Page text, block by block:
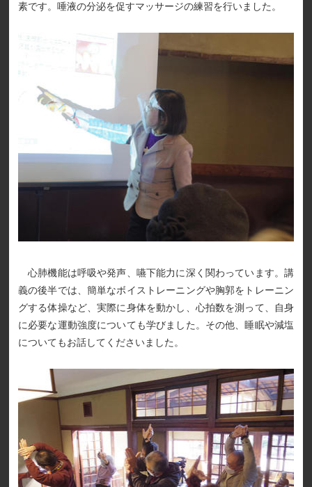
素です。唾液の分泌を促すマッサージの練習を行いました。
心肺機能は呼吸や発声、嚥下能力に深く関わっています。講
義の後半では、簡単なボイストレーニングや胸郭をトレーニン
グする体操など、実際に身体を動かし、心拍数を測って、自身
に必要な運動強度についても学びました。その他、睡眠や減塩
についてもお話してくださいました。